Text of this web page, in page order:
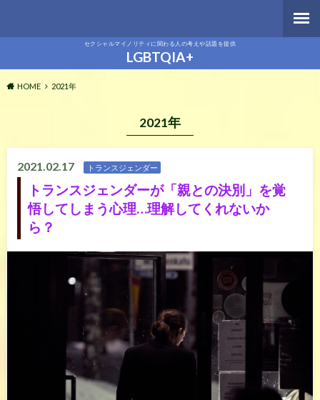
セクシャルマイノリティに関わる人の考えや話題を提供
LGBTQIA+
HOME 2021年
2021年
2021.02.17 トランスジェンダー
トランスジェンダーが「親との決別」を覚
悟してしまう心理…理解してくれないか
ら？